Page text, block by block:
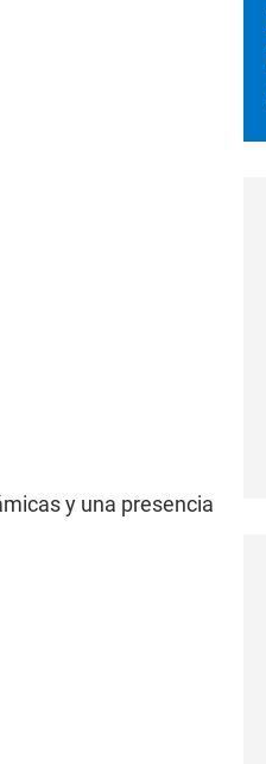
y una presencia